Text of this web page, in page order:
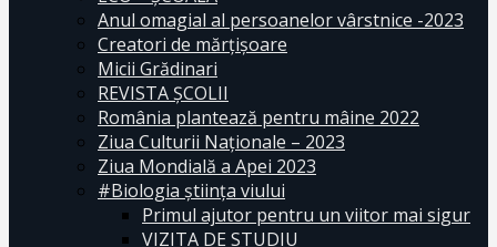
Anul omagial al persoanelor vârstnice -2023
Creatori de mărțișoare
Micii Grădinari
REVISTA ŞCOLII
România plantează pentru mâine 2022
Ziua Culturii Naționale – 2023
Ziua Mondială a Apei 2023
#Biologia știința viului
Primul ajutor pentru un viitor mai sigur
VIZITA DE STUDIU